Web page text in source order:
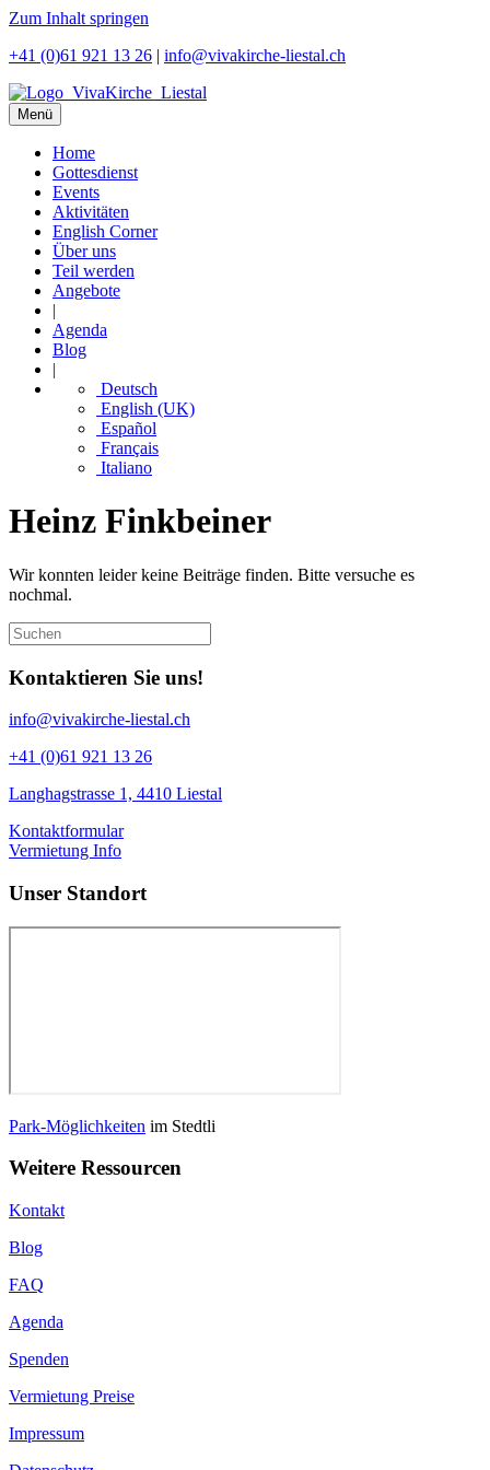
Zum Inhalt springen
+41 (0)61 921 13 26 | info@vivakirche-liestal.ch
Menü
Home
Gottesdienst
Events
Aktivitäten
English Corner
Über uns
Teil werden
Angebote
|
Agenda
Blog
|
Deutsch
English (UK)
Español
Français
Italiano
Heinz Finkbeiner
Wir konnten leider keine Beiträge finden. Bitte versuche es
nochmal.
Kontaktieren Sie uns!
info@vivakirche-liestal.ch
+41 (0)61 921 13 26
Langhagstrasse 1, 4410 Liestal
Kontaktformular
Vermietung Info
Unser Standort
Park-Möglichkeiten im Stedtli
Weitere Ressourcen
Kontakt
Blog
FAQ
Agenda
Spenden
Vermietung Preise
Impressum